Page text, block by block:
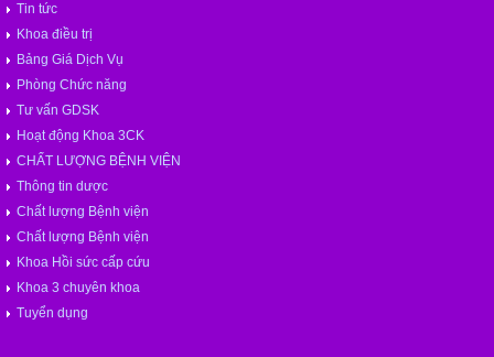
Tin tức
Khoa điều trị
Bảng Giá Dịch Vụ
Phòng Chức năng
Tư vấn GDSK
Hoạt động Khoa 3CK
CHẤT LƯỢNG BỆNH VIỆN
Thông tin dược
Chất lượng Bệnh viện
Chất lượng Bệnh viện
Khoa Hồi sức cấp cứu
Khoa 3 chuyên khoa
Tuyển dụng